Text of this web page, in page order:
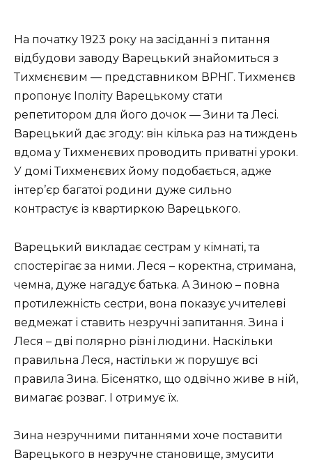
На початку 1923 року на засіданні з питання
відбудови заводу Варецький знайомиться з
Тихмєнєвим — представником ВРНГ. Тихменєв
пропонує Іполіту Варецькому стати
репетитором для його дочок — Зини та Лесі.
Варецький дає згоду: він кілька раз на тиждень
вдома у Тихменєвих проводить приватні уроки.
У домі Тихменєвих йому подобається, адже
інтер’єр багатої родини дуже сильно
контрастує із квартиркою Варецького.
Варецький викладає сестрам у кімнаті, та
спостерігає за ними. Леся – коректна, стримана,
чемна, дуже нагадує батька. А Зиною – повна
протилежність сестри, вона показує учителеві
ведмежат і ставить незручні запитання. Зина і
Леся – дві полярно різні людини. Наскільки
правильна Леся, настільки ж порушує всі
правила Зина. Бісенятко, що одвічно живе в ній,
вимагає розваг. І отримує їх.
Зина незручними питаннями хоче поставити
Варецького в незручне становище, змусити